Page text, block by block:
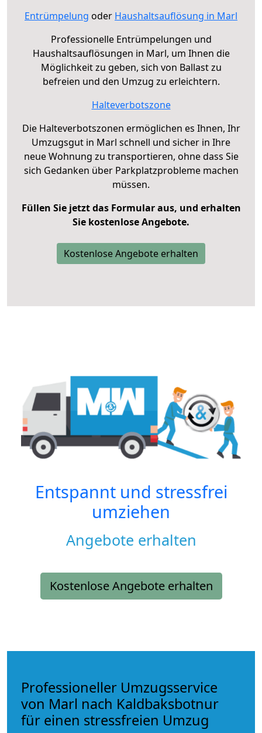
Entrümpelung oder Haushaltsauflösung in Marl
Professionelle Entrümpelungen und
Haushaltsauflösungen in Marl, um Ihnen die
Möglichkeit zu geben, sich von Ballast zu
befreien und den Umzug zu erleichtern.
Halteverbotszone
Die Halteverbotszonen ermöglichen es Ihnen, Ihr
Umzugsgut in Marl schnell und sicher in Ihre
neue Wohnung zu transportieren, ohne dass Sie
sich Gedanken über Parkplatzprobleme machen
müssen.
Füllen Sie jetzt das Formular aus, und erhalten
Sie kostenlose Angebote.
Kostenlose Angebote erhalten
Entspannt und stressfrei
umziehen
Angebote erhalten
Kostenlose Angebote erhalten
Professioneller Umzugsservice
von Marl nach Kaldbaksbotnur
für einen stressfreien Umzug